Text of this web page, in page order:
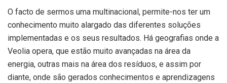
O facto de sermos uma multinacional, permite-nos ter um
conhecimento muito alargado das diferentes soluções
implementadas e os seus resultados. Há geografias onde a
Veolia opera, que estão muito avançadas na área da
energia, outras mais na área dos resíduos, e assim por
diante, onde são gerados conhecimentos e aprendizagens